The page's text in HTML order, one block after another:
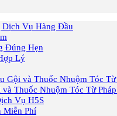
Vụ Hàng Đầu
Đúng Hẹn
Lý
Gội và Thuốc Nhuộm Tóc Từ
Thuốc Nhuộm Tóc Từ
Vụ H5S
Miễn Phí